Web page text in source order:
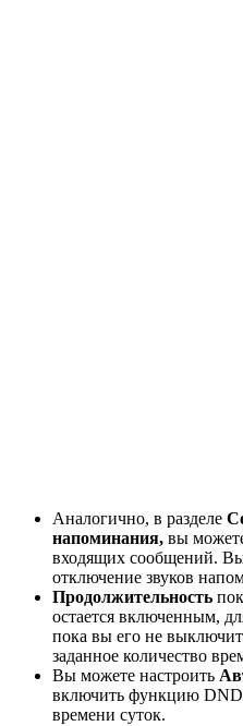
Аналогично, в разделе
напоминания, вы
входящих сообщений.
отключение звуков
Продолжительность
остается включенным,
пока вы его не
заданное количество
Вы можете настроить
включить функцию DND
времени суток.